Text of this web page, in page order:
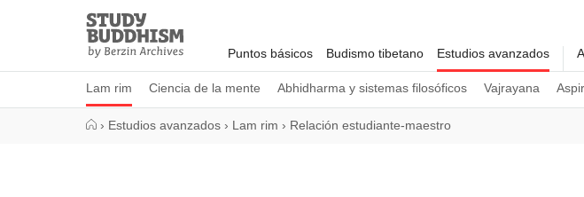
Study
Buddhism
Home
Puntos básicos Budismo tibetano Estudios avanzados
Lam rim Ciencia de la mente Abhidharma y sistemas filosóficos Vajrayana
› Estudios avanzados › Lam rim › Relación estudiante-maestro